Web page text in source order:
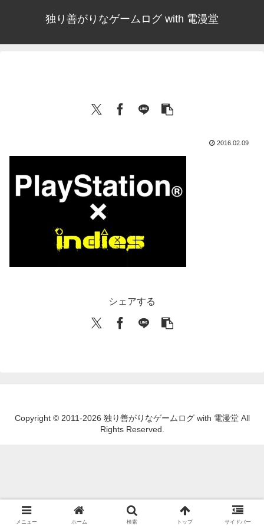
独り善がりなゲームログ with 電漫堂
2016.02.09
シェアする
Copyright © 2011-2026 独り善がりなゲームログ with 電漫堂 All
Rights Reserved.
メニュー ホーム 検索 トップ サイドバー